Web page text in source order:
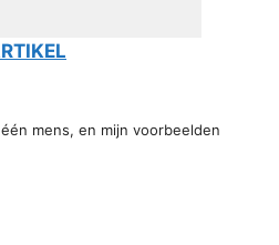
mens, en mijn voorbeelden